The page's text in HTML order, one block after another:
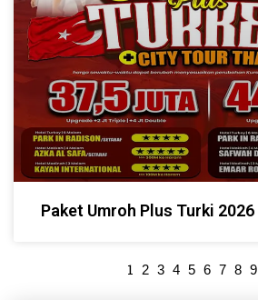
Paket Umroh Plus Turki 2026
1 2 3 4 5 6 7 8 9